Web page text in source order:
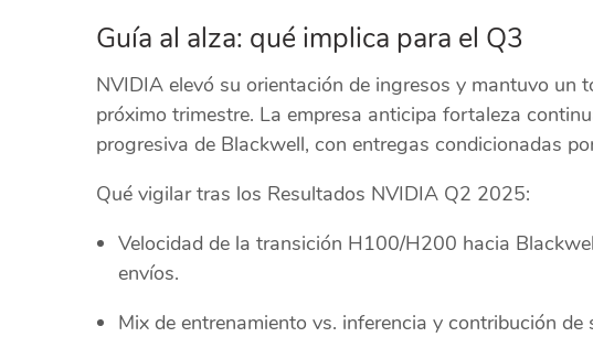
Guía al alza: qué implica para el Q3
NVIDIA elevó su orientación de ingresos y mantuvo un
próximo trimestre. La empresa anticipa fortaleza
progresiva de Blackwell, con entregas condicionadas
Qué vigilar tras los Resultados NVIDIA Q2 2025:
Velocidad de la transición H100/H200 hacia
envíos.
Mix de entrenamiento vs. inferencia y contribución